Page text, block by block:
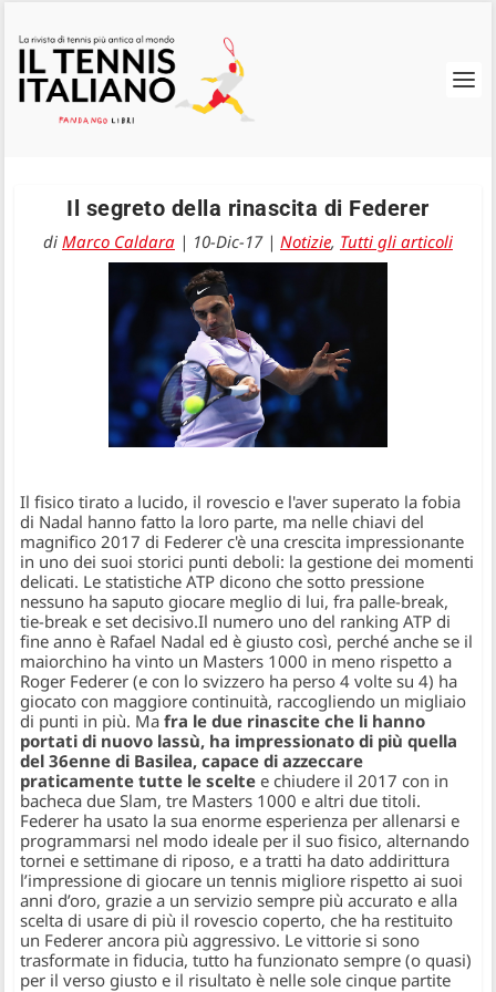
Il segreto della rinascita di Federer
di Marco Caldara | 10-Dic-17| Notizie, Tutti gli articoli
Il fisico tirato a lucido, il rovescio e l'aver superato la fobia
di Nadal hanno fatto la loro parte, ma nelle chiavi del
magnifico 2017 di Federer c'è una crescita impressionante
in uno dei suoi storici punti deboli: la gestione dei momenti
delicati. Le statistiche ATP dicono che sotto pressione
nessuno ha saputo giocare meglio di lui, fra palle-break,
tie-break e set decisivo.Il numero uno del ranking ATP di
fine anno è Rafael Nadal ed è giusto così, perché anche se il
maiorchino ha vinto un Masters 1000 in meno rispetto a
Roger Federer (e con lo svizzero ha perso 4 volte su 4) ha
giocato con maggiore continuità, raccogliendo un migliaio
di punti in più. Mafra le due rinascite che li hanno
portati di nuovo lassù, ha impressionato di più quella
del 36enne di Basilea, capace di azzeccare
praticamente tutte le scelte e chiudere il 2017 con in
bacheca due Slam, tre Masters 1000 e altri due titoli.
Federer ha usato la sua enorme esperienza per allenarsi e
programmarsi nel modo ideale per il suo fisico, alternando
tornei e settimane di riposo, e a tratti ha dato addirittura
l’impressione di giocare un tennis migliore rispetto ai suoi
anni d’oro, grazie a un servizio sempre più accurato e alla
scelta di usare di più il rovescio coperto, che ha restituito
un Federer ancora più aggressivo. Le vittorie si sono
trasformate in fiducia, tutto ha funzionato sempre (o quasi)
per il verso giusto e il risultato è nelle sole cinque partite